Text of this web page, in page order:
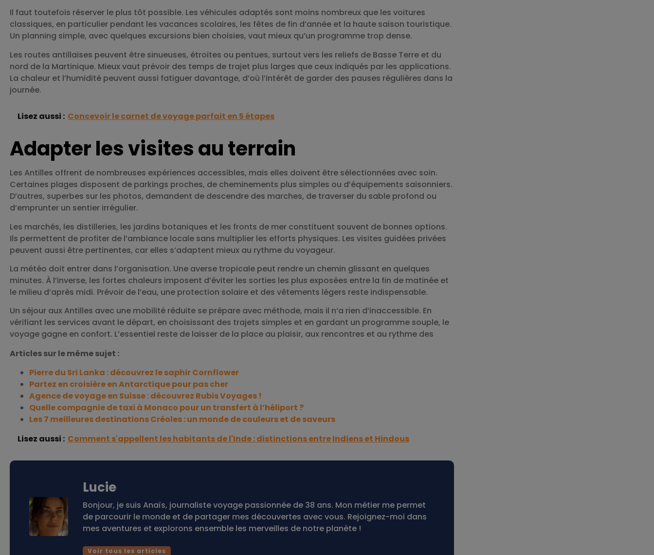
Il faut toutefois réserver le plus tôt possible. Les véhicules adaptés sont moins nombreux que les voitures
classiques, en particulier pendant les vacances scolaires, les fêtes de fin d’année et la haute saison touristique.
Un planning simple, avec quelques excursions bien choisies, vaut mieux qu’un programme trop dense.
Les routes antillaises peuvent être sinueuses, étroites ou pentues, surtout vers les reliefs de Basse Terre et du
nord de la Martinique. Mieux vaut prévoir des temps de trajet plus larges que ceux indiqués par les applications.
La chaleur et l’humidité peuvent aussi fatiguer davantage, d’où l’intérêt de garder des pauses régulières dans la
journée.
Lisez aussi : Concevoir le carnet de voyage parfait en 5 étapes
Adapter les visites au terrain
Les Antilles offrent de nombreuses expériences accessibles, mais elles doivent être sélectionnées avec soin.
Certaines plages disposent de parkings proches, de cheminements plus simples ou d’équipements saisonniers.
D’autres, superbes sur les photos, demandent de descendre des marches, de traverser du sable profond ou
d’emprunter un sentier irrégulier.
Les marchés, les distilleries, les jardins botaniques et les fronts de mer constituent souvent de bonnes options.
Ils permettent de profiter de l’ambiance locale sans multiplier les efforts physiques. Les visites guidées privées
peuvent aussi être pertinentes, car elles s’adaptent mieux au rythme du voyageur.
La météo doit entrer dans l’organisation. Une averse tropicale peut rendre un chemin glissant en quelques
minutes. À l’inverse, les fortes chaleurs imposent d’éviter les sorties les plus exposées entre la fin de matinée et
le milieu d’après midi. Prévoir de l’eau, une protection solaire et des vêtements légers reste indispensable.
Un séjour aux Antilles avec une mobilité réduite se prépare avec méthode, mais il n’a rien d’inaccessible. En
vérifiant les services avant le départ, en choisissant des trajets simples et en gardant un programme souple, le
voyage gagne en confort. L’essentiel reste de laisser de la place au plaisir, aux rencontres et au rythme des
Articles sur le même sujet :
Pierre du Sri Lanka : découvrez le saphir Cornflower
Partez en croisière en Antarctique pour pas cher
Agence de voyage en Suisse : découvrez Rubis Voyages !
Quelle compagnie de taxi à Monaco pour un transfert à l’héliport ?
Les 7 meilleures destinations Créoles : un monde de couleurs et de saveurs
Lisez aussi : Comment s'appellent les habitants de l'Inde : distinctions entre Indiens et Hindous
Lucie
Bonjour, je suis Anaïs, journaliste voyage passionnée de 38 ans. Mon métier me permet
de parcourir le monde et de partager mes découvertes avec vous. Rejoignez-moi dans
mes aventures et explorons ensemble les merveilles de notre planète !
Voir tous les articles